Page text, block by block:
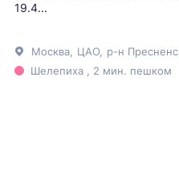
19.4...
Москва ЦАО р-н
Шелепиха , 2 мин. пешком